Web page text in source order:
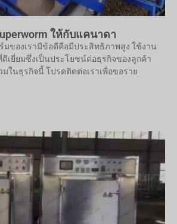
ให้กับแคนาดา
ร์มของเรามีข้อดีคือมีประสิทธิภาพสูง ใช้งาน
ดีเยี่ยมซึ่งเป็นประโยชน์ต่อธุรกิจของลูกค้า
ในธุรกิจนี้ โปรดติดต่อเราเพื่อขอราย